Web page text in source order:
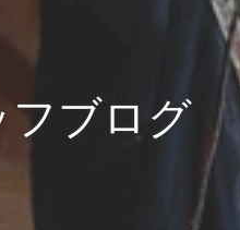
フブログ